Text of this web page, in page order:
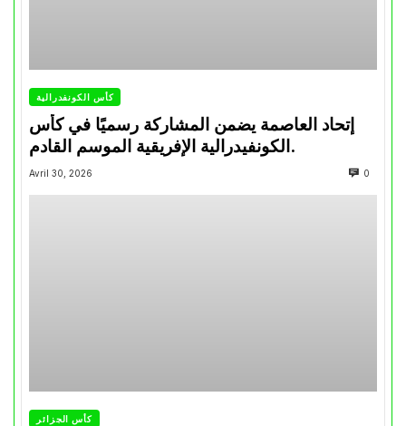
كأس الكونفدرالية
إتحاد العاصمة يضمن المشاركة رسميًا في كأس
الكونفيدرالية الإفريقية الموسم القادم.
Avril 30, 2026 0
كأس الجزائر